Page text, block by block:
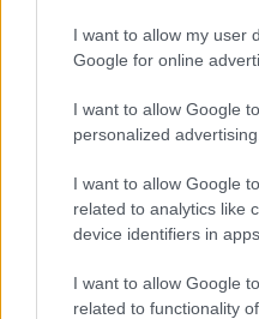
I want to allow my user
Google for online
I want to allow Google
personalized advertising.
I want to allow Google
related to analytics like
device identifiers in apps.
I want to allow Google
related to functionality